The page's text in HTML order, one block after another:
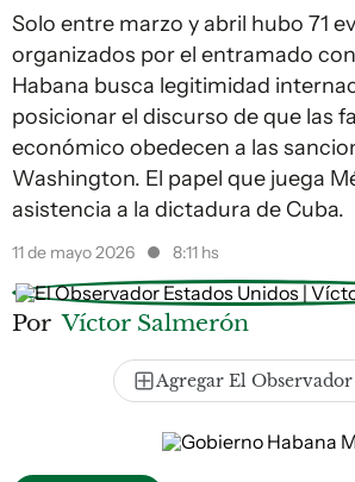
Solo entre marzo y abril hubo 71
organizados por el entramado
Habana busca legitimidad
posicionar el discurso de que las
económico obedecen a las
Washington. El papel que juega
asistencia a la dictadura de Cuba.
11 de mayo 2026 8:11 hs
Por Víctor Salmerón
Agregar El